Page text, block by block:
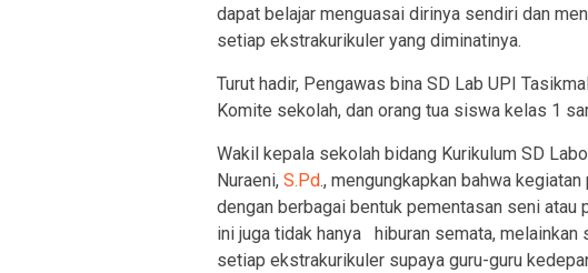
dapat belajar menguasai dirinya sendiri dan
setiap ekstrakurikuler yang diminatinya.
Turut hadir, Pengawas bina SD Lab UPI
Komite sekolah, dan orang tua siswa kelas 1
Wakil kepala sekolah bidang Kurikulum SD
Nuraeni, S.Pd., mengungkapkan bahwa
dengan berbagai bentuk pementasan seni
ini juga tidak hanya hiburan semata,
setiap ekstrakurikuler supaya guru-guru